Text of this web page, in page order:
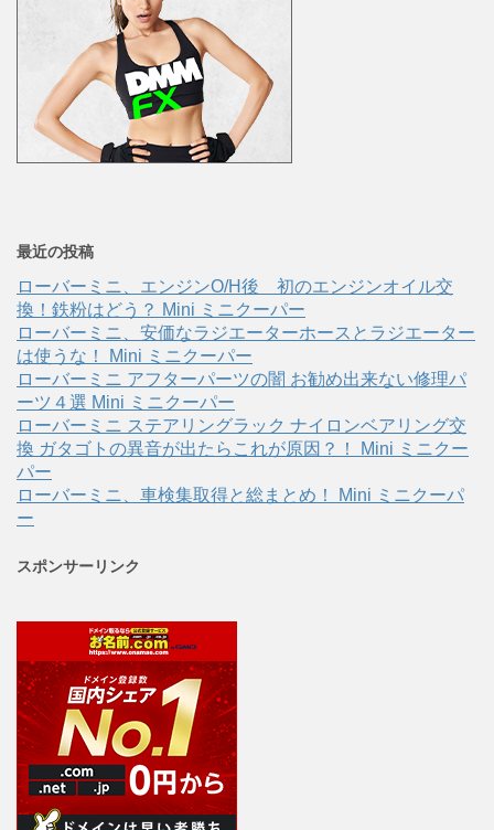
最近の投稿
ローバーミニ、エンジンO/H後 初のエンジンオイル交
換！鉄粉はどう？ Mini ミニクーパー
ローバーミニ、安価なラジエーターホースとラジエーター
は使うな！ Mini ミニクーパー
ローバーミニ アフターパーツの闇 お勧め出来ない修理パ
ーツ４選 Mini ミニクーパー
ローバーミニ ステアリングラック ナイロンベアリング交
換 ガタゴトの異音が出たらこれが原因？！ Mini ミニクー
パー
ローバーミニ、車検集取得と総まとめ！ Mini ミニクーパ
ー
スポンサーリンク